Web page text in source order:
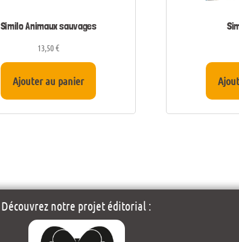
Similo Animaux sauvages
13,50€
Ajouter au panier
Découvrez notre projet éditorial :